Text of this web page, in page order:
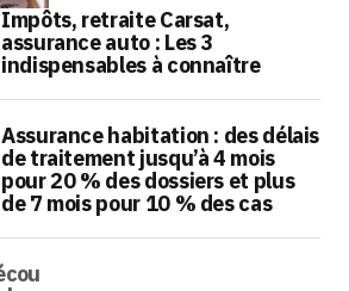
Impôts, retraite Carsat,
assurance auto : Les 3
indispensables à connaître
Assurance habitation : des délais
de traitement jusqu’à 4 mois
pour 20 % des dossiers et plus
de 7 mois pour 10 % des cas